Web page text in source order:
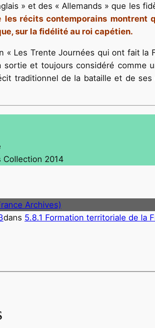
» et des « Allemands » que les
les récits contemporains montrent
sur la fidélité au roi capétien.
« Les Trente Journées qui ont fait la
sortie et toujours considéré comme
traditionnel de la bataille et de
Collection 2014
Archives)
dans 5.8.1 Formation territoriale de la